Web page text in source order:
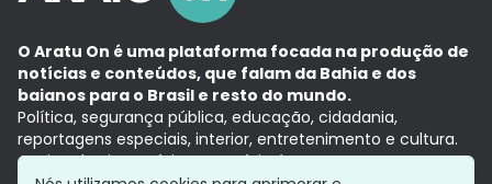
O Aratu On é uma plataforma focada na produção de
notícias e conteúdos, que falam da Bahia e dos
baianos para o Brasil e resto do mundo.
Política, segurança pública, educação, cidadania,
reportagens especiais, interior, entretenimento e cultura.
Aqui, tudo vira notícia e a notícia é no tempo presente,